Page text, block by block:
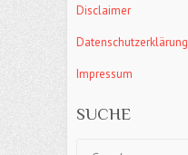
Disclaimer
Datenschutzerklärung
Impressum
SUCHE